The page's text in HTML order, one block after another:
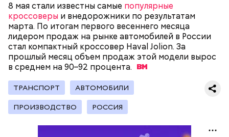
8 мая стали известны самые популярные
кроссоверы и внедорожники по результатам
марта. По итогам первого весеннего месяца
лидером продаж на рынке автомобилей в России
стал компактный кроссовер Haval Jolion. За
прошлый месяц объем продаж этой модели вырос
в среднем на 90–92 процента.
ТРАНСПОРТ АВТОМОБИЛИ
ПРОИЗВОДСТВО РОССИЯ
Фото: Shutterstock
— Наиболее распространенные борщ, щи, котлеты,
салаты, лаваш с творогом и сыром, пироги, омлет,
запеканка. Щавеля там везде используется
немного, поэтому никакого вреда от него не будет.
Чем разнообразнее рацион питания человека, тем
лучше. Потому что это исключает вероятность
возникновения дефицитов микроэлементов, —